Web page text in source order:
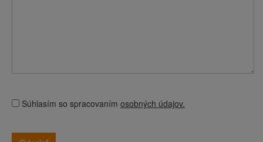
Súhlasím so spracovaním osobných údajov.